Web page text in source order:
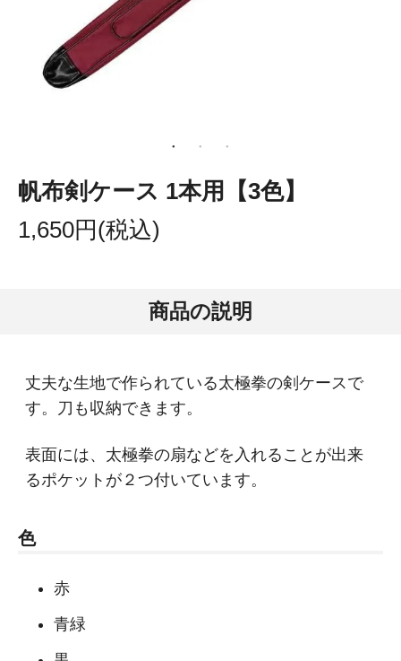
帆布剣ケース 1本用【3色】
1,650円(税込)
商品の説明
丈夫な生地で作られている太極拳の剣ケースで
す。刀も収納できます。
表面には、太極拳の扇などを入れることが出来
るポケットが２つ付いています。
色
赤
青緑